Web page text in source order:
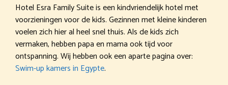
Hotel Esra Family Suite is een kindvriendelijk hotel met
voorzieningen voor de kids. Gezinnen met kleine kinderen
voelen zich hier al heel snel thuis. Als de kids zich
vermaken, hebben papa en mama ook tijd voor
ontspanning. Wij hebben ook een aparte pagina over:
Swim-up kamers in Egypte.